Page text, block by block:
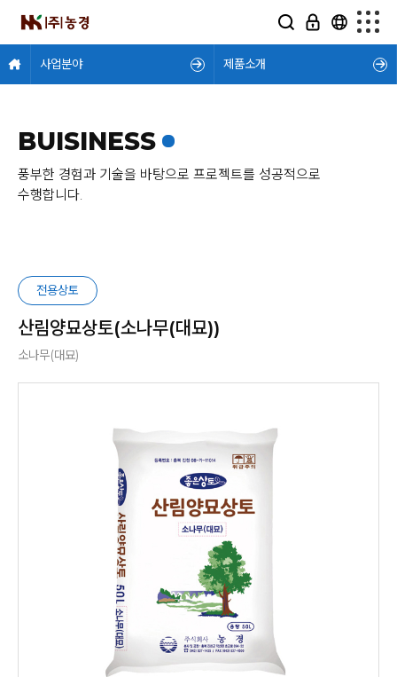
사업분야 제품소개
BUISINESS
풍부한 경험과 기술을 바탕으로 프로젝트를 성공적으로
수행합니다.
전용상토
산림양묘상토(소나무(대묘))
소나무(대묘)